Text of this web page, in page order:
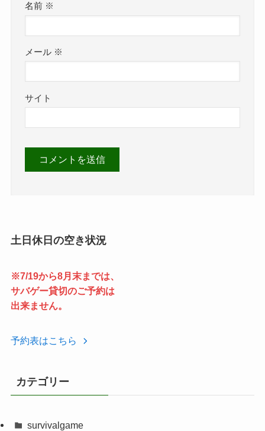
名前 ※
メール ※
サイト
土日休日の空き状況
※7/19から8月末までは、
サバゲー貸切のご予約は
出来ません。
予約表はこちら
カテゴリー
survivalgame